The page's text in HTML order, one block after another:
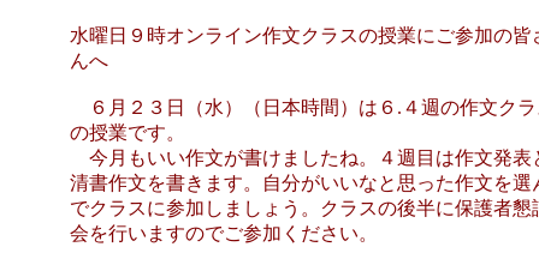
水曜日９時オンライン作文クラスの授業にご参加の皆
んへ
６月２３日（水）（日本時間）は６.４週の作文ク
の授業です。
今月もいい作文が書けましたね。４週目は作文発表
清書作文を書きます。自分がいいなと思った作文を選
でクラスに参加しましょう。クラスの後半に保護者懇
会を行いますのでご参加ください。